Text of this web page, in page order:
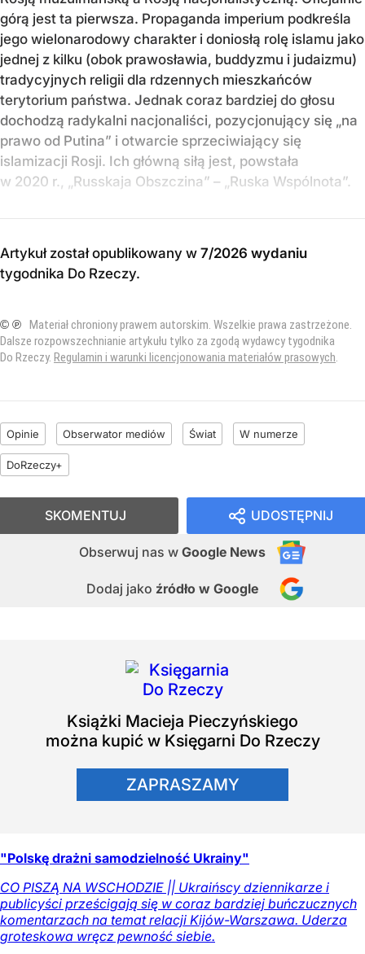
górą jest ta pierwsza. Propaganda imperium podkreśla
jego wielonarodowy charakter i doniosłą rolę islamu jako
jednej z kilku (obok prawosławia, buddyzmu i judaizmu)
tradycyjnych religii dla rdzennych mieszkańców
terytorium państwa. Jednak coraz bardziej do głosu
dochodzą radykalni nacjonaliści, pozycjonujący się „na
prawo od Putina” i otwarcie sprzeciwiający się
islamizacji Rosji. Ich główną siłą jest, powstała
w 2020 r., „Russkaja Obszczina” – „Ruska Wspólnota”.
Artykuł został opublikowany w 7/2026 wydaniu
tygodnika Do Rzeczy.
© ℗ Materiał chroniony prawem autorskim. Wszelkie prawa zastrzeżone.
Dalsze rozpowszechnianie artykułu tylko za zgodą wydawcy tygodnika
Do Rzeczy. Regulamin i warunki licencjonowania materiałów prasowych
Opinie Obserwator mediów Świat W numerze
DoRzeczy+
UDOSTĘPNIJ
Obserwuj nas w Google News
Dodaj jako źródło w Google
SKOMENTUJ
Książki Macieja Pieczyńskiego
można kupić w Księgarni Do Rzeczy
ZAPRASZAMY
"Polskę drażni samodzielność Ukrainy"
CO PISZĄ NA WSCHODZIE || Ukraińscy dziennikarze i
publicyści prześcigają się w coraz bardziej buńczucznych
komentarzach na temat relacji Kijów-Warszawa. Uderza
groteskowa wręcz pewność siebie.